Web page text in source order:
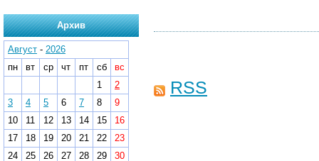
RSS
Архив
Август - 2026
пн
вт ср чт пт сб
вс
1
2
3
4 5 6 7 8
9
10
11 12 13 14 15
16
17
18 19 20 21 22
23
24
25 26 27 28 29
30